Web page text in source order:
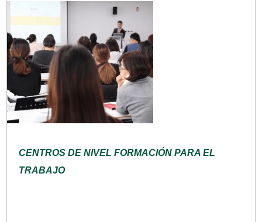
CENTROS DE NIVEL FORMACIÓN PARA EL
TRABAJO